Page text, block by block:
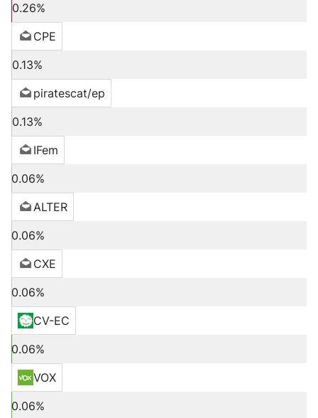
0.26%
CPE
0.13%
piratescat/ep
0.13%
IFem
0.06%
ALTER
0.06%
CXE
0.06%
CV-EC
0.06%
VOX
0.06%